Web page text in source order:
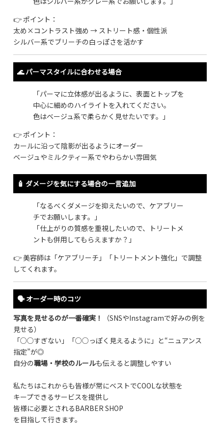
👉 ポイント：
太め×コントラスト強め → ストリート感・個性派
シルバー系でブリーチの白っぽさを活かす
🌊 パーマスタイルに合わせる場合
「パーマに立体感が出るように、表面とトップを
中心に細めのハイライトを入れてください。
色はベージュ系で柔らかく見せたいです。」
👉 ポイント：
カールに沿って陰影が出るようにオーダー
ベージュやミルクティー系でやわらかい雰囲気
🧴 ダメージを気にする場合の一言追加
「なるべくダメージを抑えたいので、ケアブリー
チでお願いします。」
「仕上がりの質感を重視したいので、トリートメ
ントも併用してもらえますか？」
👉 美容師は「ケアブリーチ」「トリートメント強化」で調整
してくれます。
🗣 オーダー時のコツ
写真を見せるのが一番確実！
（SNSやInstagramで好みの例を
見せる）
「○○すぎない」「○○っぽく見えるように」と“ニュアンス
指定”が◎
自分の職場・学校のルールも伝えると調整しやすい
私たちはこれからも皆様が常にベストでCOOLな状態を
キープできるサービスを提供し
皆様に必要とされるBARBER SHOP
を目指して行きます。